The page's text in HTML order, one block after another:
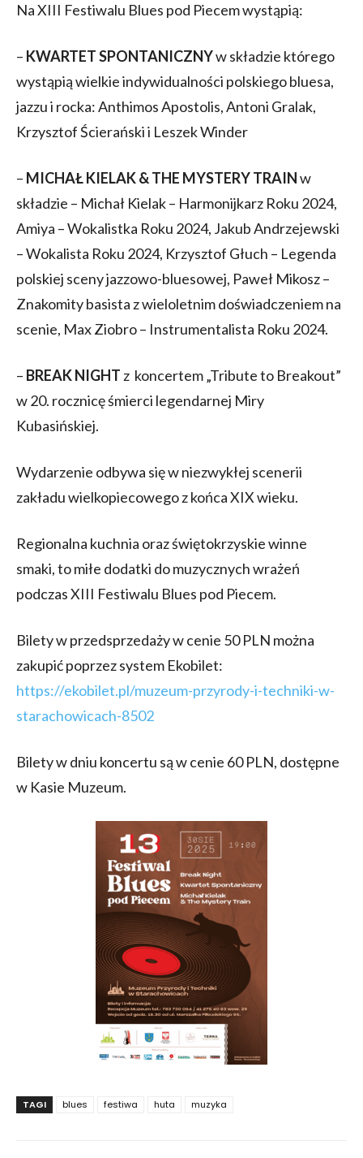
Na XIII Festiwalu Blues pod Piecem wystąpią:
– KWARTET SPONTANICZNYw składzie którego
wystąpią wielkie indywidualności polskiego bluesa,
jazzu i rocka: Anthimos Apostolis, Antoni Gralak,
Krzysztof Ścierański i Leszek Winder
– MICHAŁ KIELAK & THE MYSTERY TRAINw
składzie – Michał Kielak – Harmonijkarz Roku 2024,
Amiya – Wokalistka Roku 2024, Jakub Andrzejewski
– Wokalista Roku 2024, Krzysztof Głuch – Legenda
polskiej sceny jazzowo-bluesowej, Paweł Mikosz –
Znakomity basista z wieloletnim doświadczeniem na
scenie, Max Ziobro – Instrumentalista Roku 2024.
– BREAK NIGHT z koncertem „Tribute to Breakout”
w 20. rocznicę śmierci legendarnej Miry
Kubasińskiej.
Wydarzenie odbywa się w niezwykłej scenerii
zakładu wielkopiecowego z końca XIX wieku.
Regionalna kuchnia oraz świętokrzyskie winne
smaki, to miłe dodatki do muzycznych wrażeń
podczas XIII Festiwalu Blues pod Piecem.
Bilety w przedsprzedaży w cenie 50 PLN można
zakupić poprzez system Ekobilet:
https://ekobilet.pl/muzeum-przyrody-i-techniki-w-
starachowicach-8502
Bilety w dniu koncertu są w cenie 60 PLN, dostępne
w Kasie Muzeum.
TAGI blues festiwa huta muzyka